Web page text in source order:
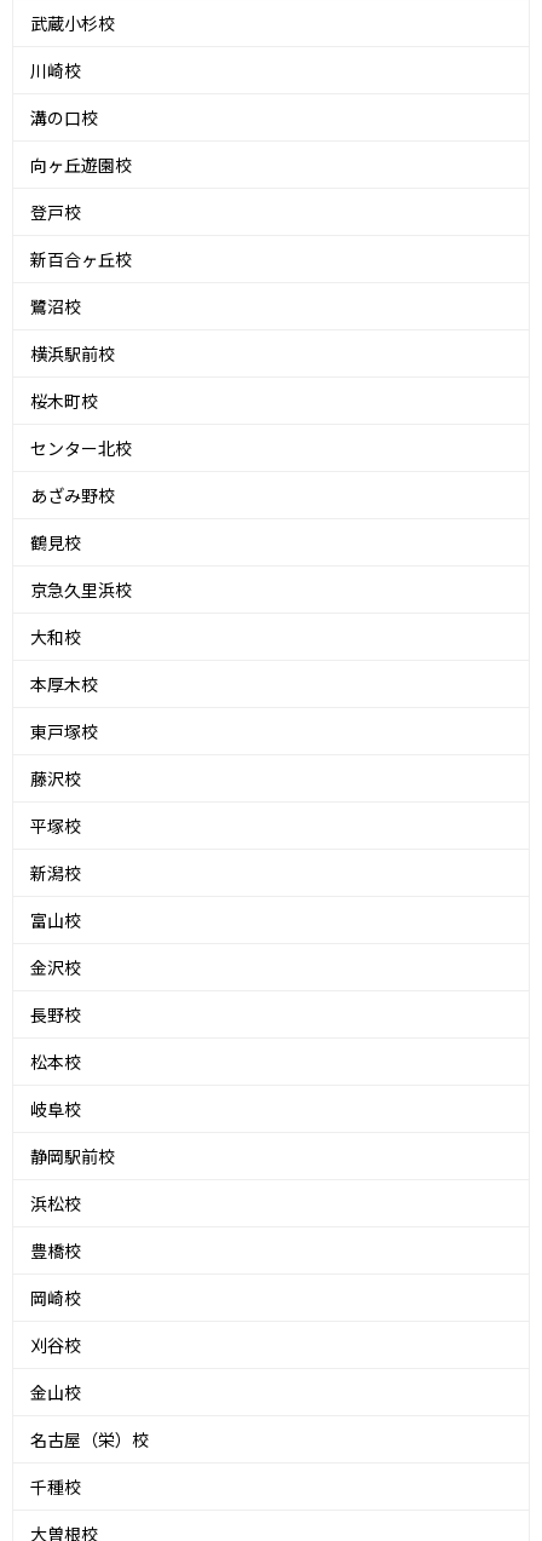
武蔵小杉校
川崎校
溝の口校
向ヶ丘遊園校
登戸校
新百合ヶ丘校
鷺沼校
横浜駅前校
桜木町校
センター北校
あざみ野校
鶴見校
京急久里浜校
大和校
本厚木校
東戸塚校
藤沢校
平塚校
新潟校
富山校
金沢校
長野校
松本校
岐阜校
静岡駅前校
浜松校
豊橋校
岡崎校
刈谷校
金山校
名古屋（栄）校
千種校
大曽根校